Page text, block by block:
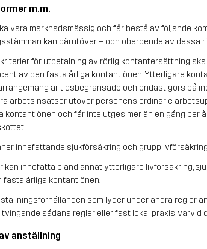
m.m.
vara marknadsmässig och får bestå av följande
kan därutöver – och oberoende av
för utbetalning av rörlig kontantersättning
av den fasta årliga kontantlönen. Ytterligare
är tidsbegränsade och endast görs på
arbetsinsatser utöver personens ordinarie
kontantlönen och får inte utges mer än en gång
innefattande sjukförsäkring och
kan innefatta bland annat ytterligare livförsäkring,
fasta årliga kontantlönen.
som lyder under andra regler
sådana regler eller fast lokal praxis,
anställning